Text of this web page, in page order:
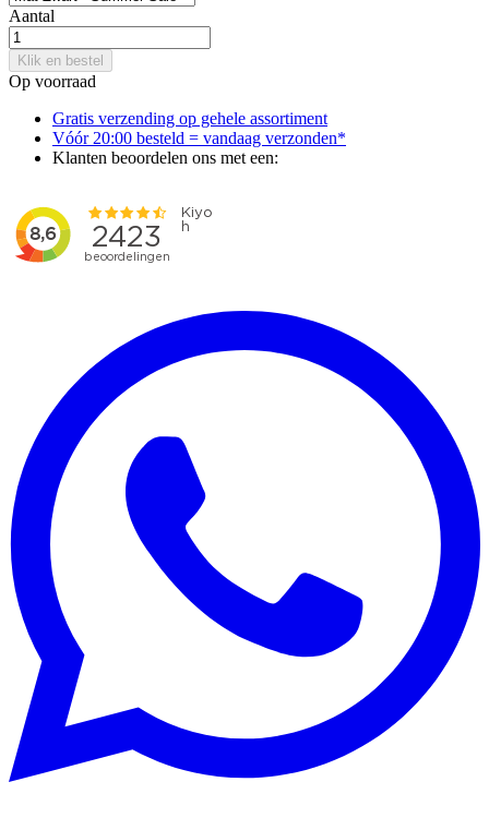
Aantal
Klik en bestel
Op voorraad
Gratis verzending op gehele assortiment
Vóór 20:00 besteld = vandaag verzonden*
Klanten beoordelen ons met een: